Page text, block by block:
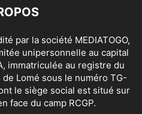
par la société MEDIATOGO,
unipersonnelle au capital
immatriculée au registre du
Lomé sous le numéro TG-
le siège social est situé sur
face du camp RCGP.